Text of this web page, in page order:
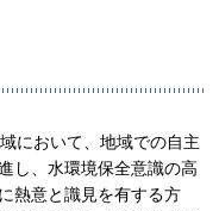
において、地域での自主
し、水環境保全意識の高
熱意と識見を有する方